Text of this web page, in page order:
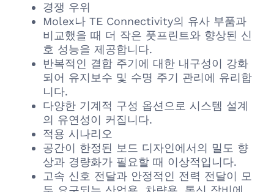
경쟁 우위
Molex나 TE Connectivity의 유사 부품과
비교했을 때 더 작은 풋프린트와 향상된 신
호 성능을 제공합니다.
반복적인 결합 주기에 대한 내구성이 강화
되어 유지보수 및 수명 주기 관리에 유리합
니다.
다양한 기계적 구성 옵션으로 시스템 설계
의 유연성이 커집니다.
적용 시나리오
공간이 한정된 보드 디자인에서의 밀도 향
상과 경량화가 필요할 때 이상적입니다.
고속 신호 전달과 안정적인 전력 전달이 모